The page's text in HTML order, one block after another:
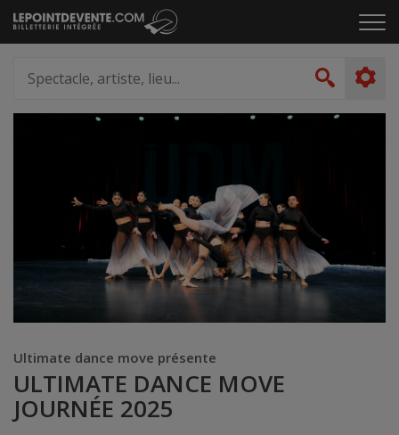
Passer
au
le
artiste,
lieu...
Ultimate dance move présente
ULTIMATE DANCE MOVE
JOURNÉE 2025